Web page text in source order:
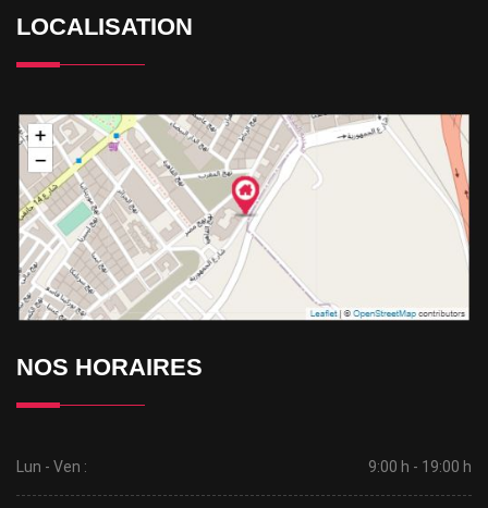
LOCALISATION
NOS HORAIRES
Lun - Ven : 9:00 h - 19:00 h